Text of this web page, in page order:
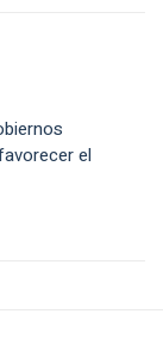
el